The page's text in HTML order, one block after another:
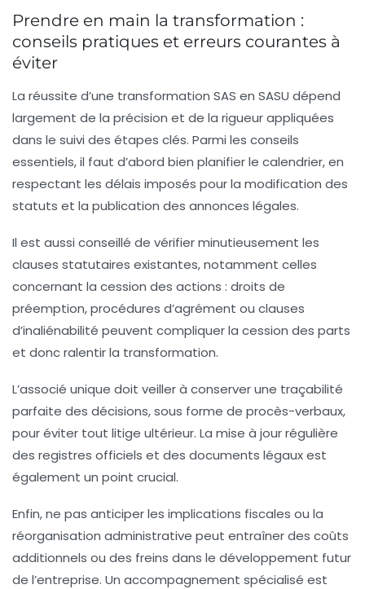
Prendre en main la transformation :
conseils pratiques et erreurs courantes à
éviter
La réussite d’une transformation SAS en SASU dépend
largement de la précision et de la rigueur appliquées
dans le suivi des étapes clés. Parmi les conseils
essentiels, il faut d’abord bien planifier le calendrier, en
respectant les délais imposés pour la modification des
statuts et la publication des annonces légales.
Il est aussi conseillé de vérifier minutieusement les
clauses statutaires existantes, notamment celles
concernant la cession des actions : droits de
préemption, procédures d’agrément ou clauses
d’inaliénabilité peuvent compliquer la cession des parts
et donc ralentir la transformation.
L’associé unique doit veiller à conserver une traçabilité
parfaite des décisions, sous forme de procès-verbaux,
pour éviter tout litige ultérieur. La mise à jour régulière
des registres officiels et des documents légaux est
également un point crucial.
Enfin, ne pas anticiper les implications fiscales ou la
réorganisation administrative peut entraîner des coûts
additionnels ou des freins dans le développement futur
de l’entreprise. Un accompagnement spécialisé est